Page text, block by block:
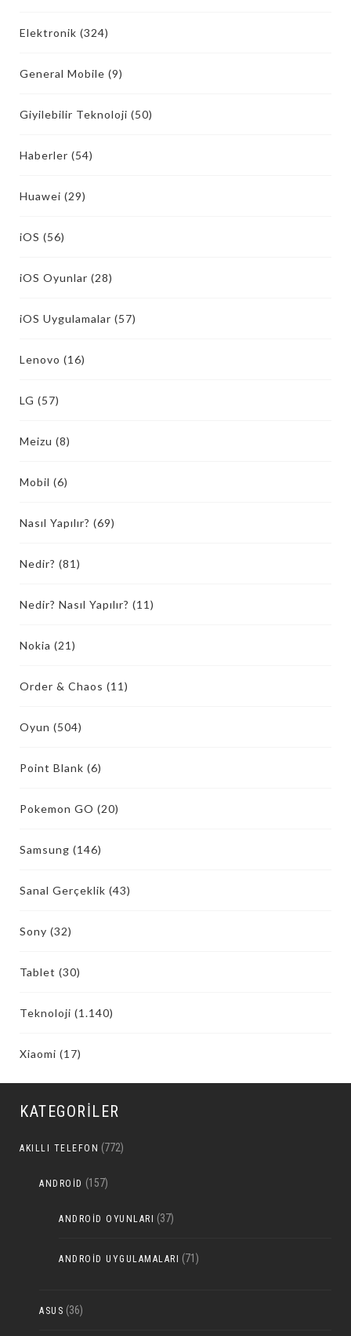
Elektronik (324)
General Mobile (9)
Giyilebilir Teknoloji (50)
Haberler (54)
Huawei (29)
iOS (56)
iOS Oyunlar (28)
iOS Uygulamalar (57)
Lenovo (16)
LG (57)
Meizu (8)
Mobil (6)
Nasıl Yapılır? (69)
Nedir? (81)
Nedir? Nasıl Yapılır? (11)
Nokia (21)
Order & Chaos (11)
Oyun (504)
Point Blank (6)
Pokemon GO (20)
Samsung (146)
Sanal Gerçeklik (43)
Sony (32)
Tablet (30)
Teknoloji (1.140)
Xiaomi (17)
KATEGORILER
AKILLI TELEFON (772)
ANDROID (157)
ANDROID OYUNLARI (37)
ANDROID UYGULAMALARI (71)
ASUS (36)